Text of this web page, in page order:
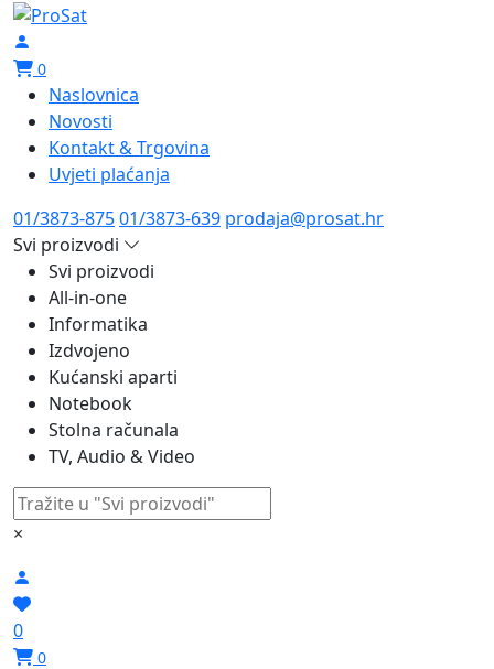
0
Naslovnica
Novosti
Kontakt & Trgovina
Uvjeti plaćanja
01/3873-87501/3873-639 prodaja@prosat.hr
Svi proizvodi
Svi proizvodi
All-in-one
Informatika
Izdvojeno
Kućanski aparti
Notebook
Stolna računala
TV, Audio & Video
×
0
0